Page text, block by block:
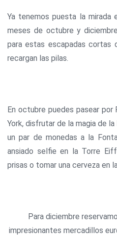
Ya tenemos puesta la mirada
meses de octubre y
para estas escapadas cortas
recargan las pilas.
En octubre puedes pasear por
York, disfrutar de la magia de
un par de monedas a la
ansiado selfie en la Torre
prisas o tomar una cerveza en
Para diciembre
impresionantes mercadillos